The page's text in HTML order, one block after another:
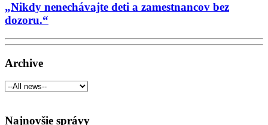
„Nikdy nenechávajte deti a zamestnancov bez
dozoru.“
Archive
Najnovšie správy